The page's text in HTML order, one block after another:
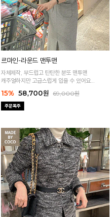
르마인-라운드 맨투맨
자체제작, 부드럽고 탄탄한 분또 맨투맨
캐주얼하지만 고급스럽게 입을 수 있어요
15% 58,700원 69,000원